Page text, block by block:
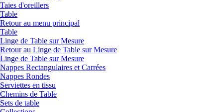
Taies d'oreillers
Table
Retour au menu principal
Table
Linge de Table sur Mesure
Retour au Linge de Table sur Mesure
Linge de Table sur Mesure
Nappes Rectangulaires et Carrées
Nappes Rondes
Serviettes en tissu
Chemins de Table
Sets de table